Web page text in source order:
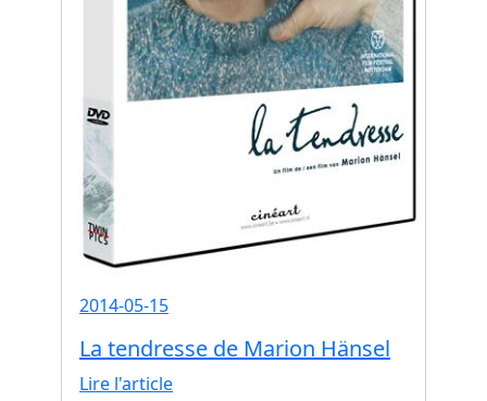
2014-05-15
La tendresse de Marion Hänsel
Lire l'article